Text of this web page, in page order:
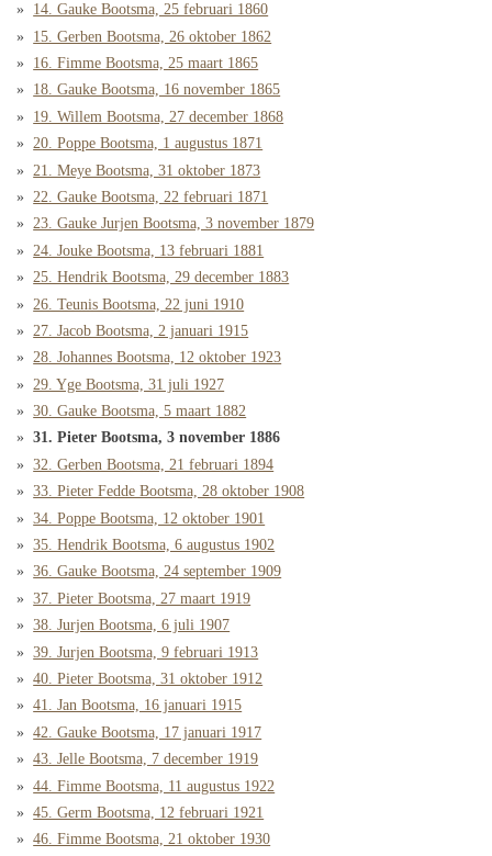
14. Gauke Bootsma, 25 februari 1860
15. Gerben Bootsma, 26 oktober 1862
16. Fimme Bootsma, 25 maart 1865
18. Gauke Bootsma, 16 november 1865
19. Willem Bootsma, 27 december 1868
20. Poppe Bootsma, 1 augustus 1871
21. Meye Bootsma, 31 oktober 1873
22. Gauke Bootsma, 22 februari 1871
23. Gauke Jurjen Bootsma, 3 november 1879
24. Jouke Bootsma, 13 februari 1881
25. Hendrik Bootsma, 29 december 1883
26. Teunis Bootsma, 22 juni 1910
27. Jacob Bootsma, 2 januari 1915
28. Johannes Bootsma, 12 oktober 1923
29. Yge Bootsma, 31 juli 1927
30. Gauke Bootsma, 5 maart 1882
31. Pieter Bootsma, 3 november 1886
32. Gerben Bootsma, 21 februari 1894
33. Pieter Fedde Bootsma, 28 oktober 1908
34. Poppe Bootsma, 12 oktober 1901
35. Hendrik Bootsma, 6 augustus 1902
36. Gauke Bootsma, 24 september 1909
37. Pieter Bootsma, 27 maart 1919
38. Jurjen Bootsma, 6 juli 1907
39. Jurjen Bootsma, 9 februari 1913
40. Pieter Bootsma, 31 oktober 1912
41. Jan Bootsma, 16 januari 1915
42. Gauke Bootsma, 17 januari 1917
43. Jelle Bootsma, 7 december 1919
44. Fimme Bootsma, 11 augustus 1922
45. Germ Bootsma, 12 februari 1921
46. Fimme Bootsma, 21 oktober 1930